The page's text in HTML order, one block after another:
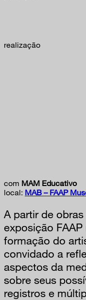
realização
com MAM Educativo
local: MAB – FAAP
A partir de
exposição
formação do
convidado a
aspectos da
sobre seus
registros e